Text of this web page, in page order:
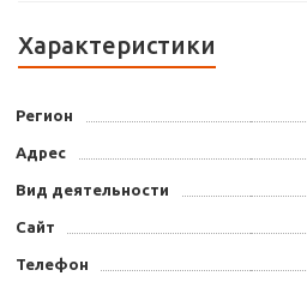
Характеристики
Регион
Адрес
Вид деятельности
Сайт
Телефон